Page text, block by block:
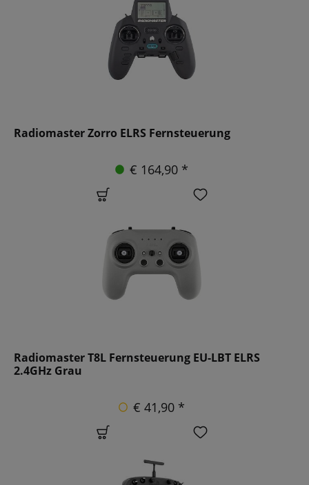
Radiomaster Zorro ELRS Fernsteuerung
€ 164,90 *
Radiomaster T8L Fernsteuerung EU-LBT ELRS
2.4GHz Grau
€ 41,90 *